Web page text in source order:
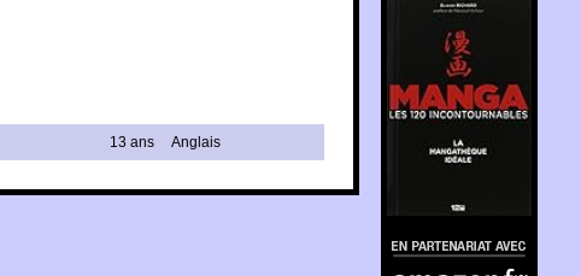
En partenariat avec
Amazon.fr
13 ans Anglais